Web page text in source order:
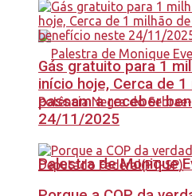
Palestra de Monique
Gás gratuito para 1
início hoje, Cerca de
passam a receber
24/11/2025